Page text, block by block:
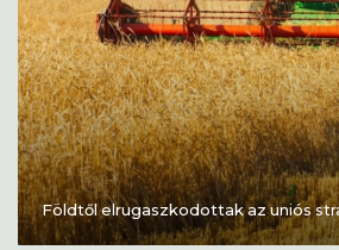
Földtől elrugaszkodottak az uniós